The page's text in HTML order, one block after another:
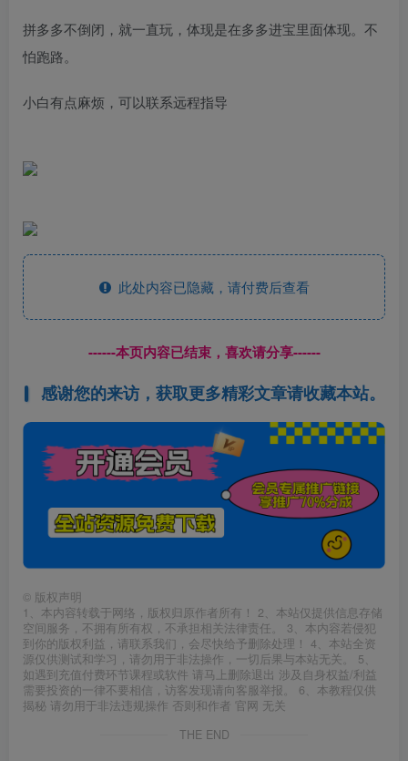
拼多多不倒闭，就一直玩，体现是在多多进宝里面体现。不
怕跑路。
小白有点麻烦，可以联系远程指导
此处内容已隐藏，请付费后查看
------本页内容已结束，喜欢请分享------
感谢您的来访，获取更多精彩文章请收藏本站。
© 版权声明
1、本内容转载于网络，版权归原作者所有！ 2、本站仅提供信息存储
空间服务，不拥有所有权，不承担相关法律责任。 3、本内容若侵犯
到你的版权利益，请联系我们，会尽快给予删除处理！ 4、本站全资
源仅供测试和学习，请勿用于非法操作，一切后果与本站无关。 5、
如遇到充值付费环节课程或软件 请马上删除退出 涉及自身权益/利益
需要投资的一律不要相信，访客发现请向客服举报。 6、本教程仅供
揭秘 请勿用于非法违规操作 否则和作者 官网 无关
THE END